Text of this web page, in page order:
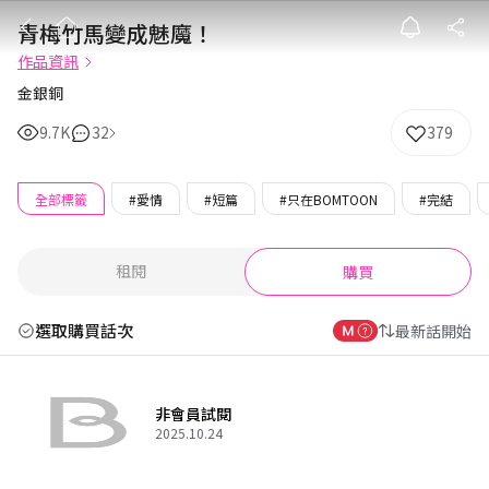
青梅竹馬變成
青梅竹馬變成魅魔！
作品資訊
金銀銅
9.7K
32 379
全部標籤 #愛情 #短篇 #只在BOMTOON #完結
租閱 購買
選取購買話次 最新話開始
非會員試閱
2025.10.24